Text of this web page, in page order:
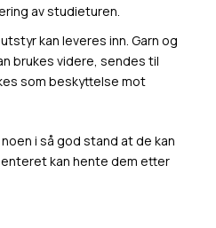
av studieturen.
kan leveres inn. Garn og
brukes videre, sendes til
som beskyttelse mot
i så god stand at de kan
kan hente dem etter